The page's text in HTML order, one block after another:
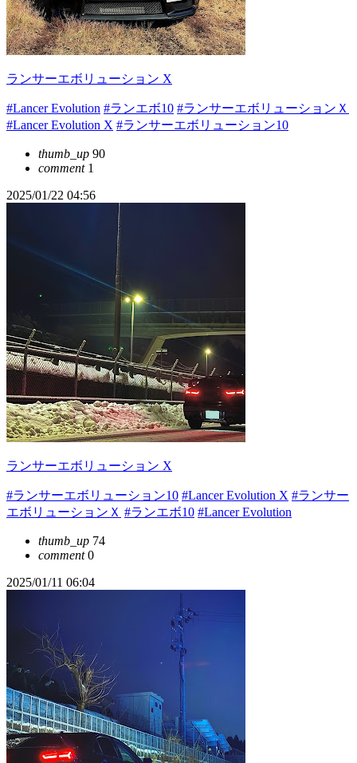
ランサーエボリューション X
#Lancer Evolution #ランエボ10 #ランサーエボリューションＸ
#Lancer Evolution X #ランサーエボリューション10
thumb_up 90
comment1
2025/01/22 04:56
ランサーエボリューション X
#ランサーエボリューション10 #Lancer Evolution X #ランサー
エボリューションＸ #ランエボ10 #Lancer Evolution
thumb_up 74
comment0
2025/01/11 06:04